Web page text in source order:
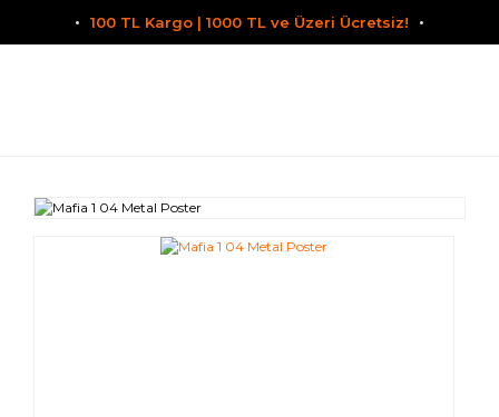
100 TL Kargo | 1000 TL ve Üzeri Ücretsiz!